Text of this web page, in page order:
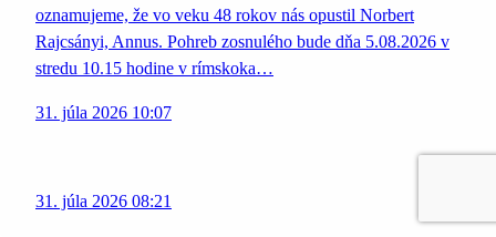
oznamujeme, že vo veku 48 rokov nás opustil Norbert
Rajcsányi, Annus. Pohreb zosnulého bude dňa 5.08.2026 v
stredu 10.15 hodine v rímskoka…
31. júla 2026 10:07
31. júla 2026 08:21